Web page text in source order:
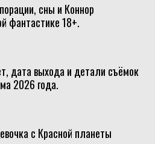
сны и Коннор
фантастике 18+.
дата выхода и детали съёмок
2026 года.
с Красной планеты